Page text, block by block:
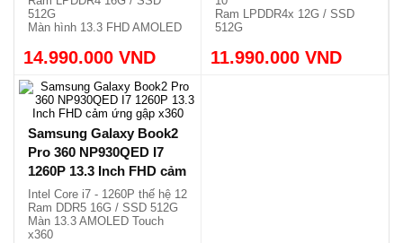
512G
Màn hình 13.3 FHD AMOLED
14.990.000 VND
Ram LPDDR4x 12G / SSD
512G
x360
Vỏ nhôm, siêu mỏng, nhẹ
11.990.000 VND
Samsung Galaxy Book2
Pro 360 NP930QED I7
1260P 13.3 Inch FHD cảm
ứng gập x360
Intel Core i7 - 1260P thế hệ 12
Ram DDR5 16G / SSD 512G
Màn 13.3 AMOLED Touch
x360